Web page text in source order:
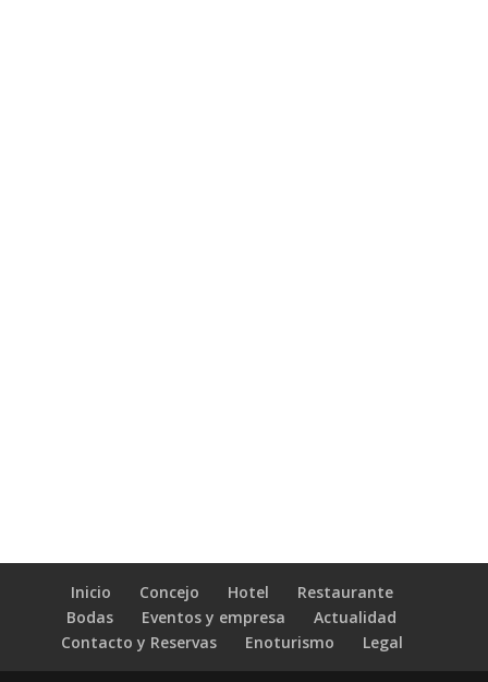
Inicio Concejo Hotel
Restaurante
Bodas
Eventos y empresa
Actualidad
Contacto y Reservas
Enoturismo Legal